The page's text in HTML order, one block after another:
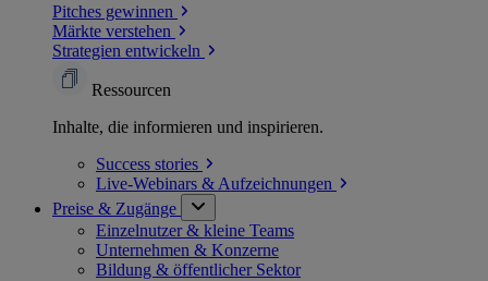
Pitches gewinnen
Märkte verstehen
Strategien entwickeln
Ressourcen
Inhalte, die informieren und inspirieren.
Success stories
Live-Webinars & Aufzeichnungen
Preise & Zugänge
Einzelnutzer & kleine Teams
Unternehmen & Konzerne
Bildung & öffentlicher Sektor